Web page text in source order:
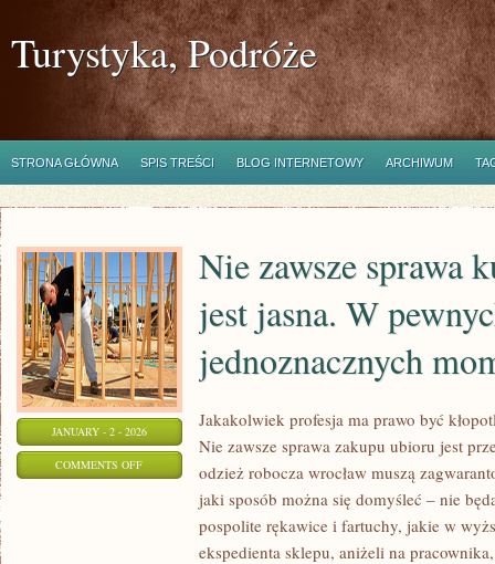
Turystyka, Podróże
STRONA GŁÓWNA SPIS TREŚCI BLOG INTERNETOWY ARCHIWUM
JANUARY - 2 - 2026
COMMENTS OFFON
Nie zawsze sprawa
jest jasna. W
jednoznacznych
Jakakolwiek profesja ma prawo być
Nie zawsze sprawa zakupu ubioru jest
odzież robocza wrocław muszą
jaki sposób można się domyśleć – nie
pospolite rękawice i fartuchy, jakie w
ekspedienta sklepu, aniżeli na